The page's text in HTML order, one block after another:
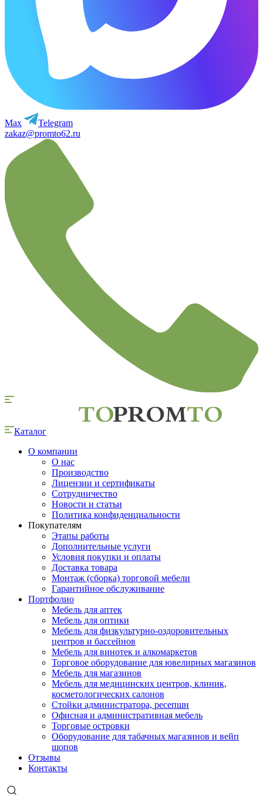
Max
Telegram
zakaz@promto62.ru
Каталог
О компании
О нас
Производство
Лицензии и сертификаты
Сотрудничество
Новости и статьи
Политика конфиденциальности
Покупателям
Этапы работы
Дополнительные услуги
Условия покупки и оплаты
Доставка товара
Монтаж (сборка) торговой мебели
Гарантийное обслуживание
Портфолио
Мебель для аптек
Мебель для оптики
Мебель для физкультурно-оздоровительных
центров и бассейнов
Мебель для винотек и алкомаркетов
Торговое оборудование для ювелирных магазинов
Мебель для магазинов
Мебель для медицинских центров, клиник,
косметологических салонов
Стойки администратора, ресепшн
Офисная и административная мебель
Торговые островки
Оборудование для табачных магазинов и вейп
шопов
Отзывы
Контакты